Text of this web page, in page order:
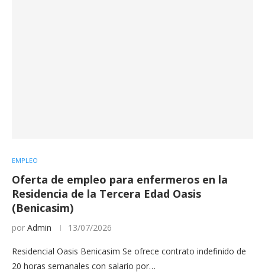
EMPLEO
Oferta de empleo para enfermeros en la
Residencia de la Tercera Edad Oasis
(Benicasim)
por Admin 13/07/2026
Residencial Oasis Benicasim Se ofrece contrato indefinido de
20 horas semanales con salario por…